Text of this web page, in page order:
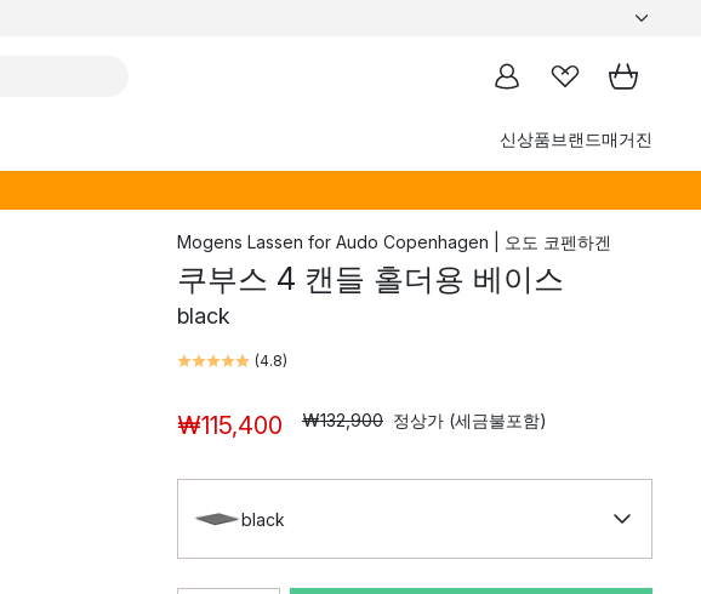
신상품브랜드매거진
Mogens Lassen for Audo Copenhagen | 오도 코펜하겐
쿠부스 4 캔들 홀더용 베이스
black
(4.8)
₩115,400 ₩132,900 정상가 (세금불포함)
black